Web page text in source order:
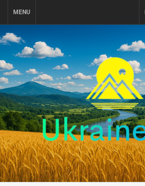
MENU
UKRAINE-IS
ПОДОРОЖI ПО УКРАЇНІ